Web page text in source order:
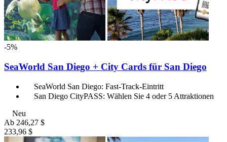
-5%
SeaWorld San Diego + City Cards für San Diego
SeaWorld San Diego: Fast-Track-Eintritt
San Diego CityPASS: Wählen Sie 4 oder 5 Attraktionen
Neu
Ab 246,27 $
233,96 $